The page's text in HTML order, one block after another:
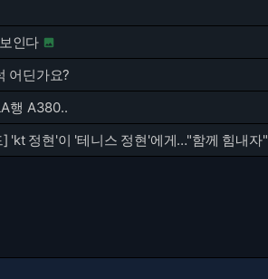
인다 
어딘가요?
행 A380..
'kt 정현'이 '테니스 정현'에게…"함께 힘내자"